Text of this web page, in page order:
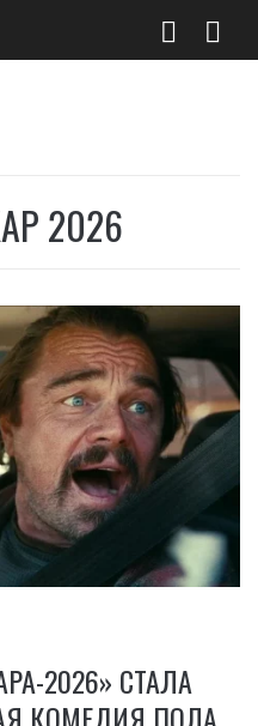
2026
2026» СТАЛА